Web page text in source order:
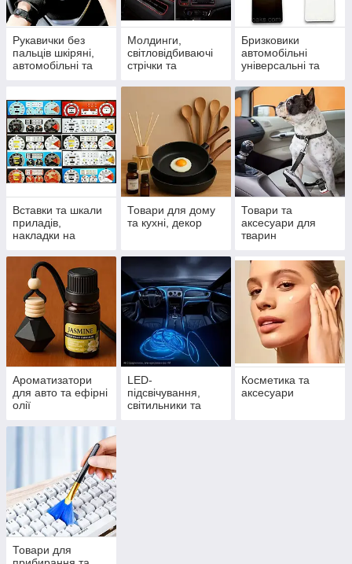
Рукавички без
пальців шкіряні,
автомобільні та
Молдинги,
світловідбиваючі
стрічки та
Бризковики
автомобільні
універсальні та
Вставки та шкали
приладів,
накладки на
Товари для дому
та кухні, декор
Товари та
аксесуари для
тварин
Ароматизатори
для авто та ефірні
олії
LED-
підсвічування,
світильники та
Косметика та
аксесуари
Товари для